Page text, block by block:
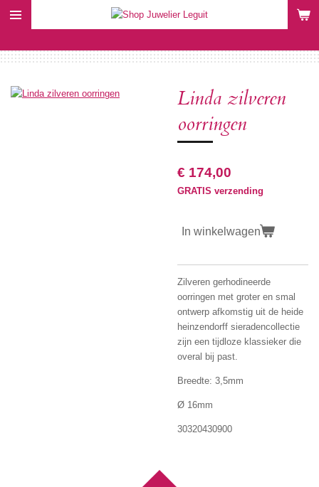
Ga
de
Linda zilveren
oorringen
€ 174,00
GRATIS verzending
In winkelwagen
Zilveren gerhodineerde
oorringen met groter en smal
ontwerp afkomstig uit de heide
heinzendorff sieradencollectie
zijn een tijdloze klassieker die
overal bij past.
Breedte: 3,5mm
Ø 16mm
30320430900